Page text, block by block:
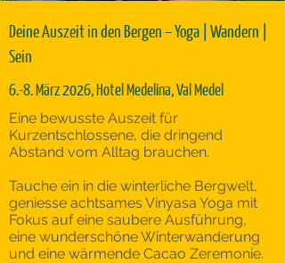
Deine Auszeit in den Bergen – Yoga | Wandern |
Sein
6.-8. März 2026, Hotel Medelina, Val Medel
Eine bewusste Auszeit für
Kurzentschlossene, die dringend
Abstand vom Alltag brauchen.
Tauche ein in die winterliche Bergwelt,
geniesse achtsames Vinyasa Yoga mit
Fokus auf eine saubere Ausführung,
eine wunderschöne Winterwanderung
und eine wärmende Cacao Zeremonie.